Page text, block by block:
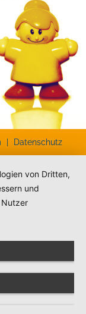
Datenschutz
von Dritten,
und